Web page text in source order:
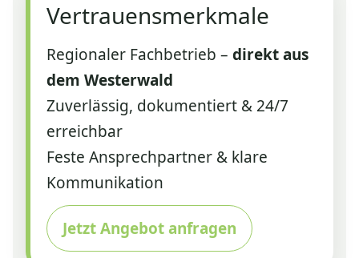
Vertrauensmerkmale
Regionaler Fachbetrieb – direkt aus
dem Westerwald
Zuverlässig, dokumentiert & 24/7
erreichbar
Feste Ansprechpartner & klare
Kommunikation
Jetzt Angebot anfragen